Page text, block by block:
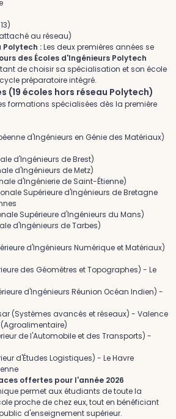
au réseau)
:Les deux premières années se
des Écoles d'Ingénieurs Polytech
de choisir sa spécialisation et son école
préparatoire intégré.
(19 écoles hors réseau Polytech)
formations spécialisées dès la première
d'Ingénieurs en Génie des Matériaux)
d'Ingénieurs de Brest)
d'Ingénieurs de Metz)
d'Ingénierie de Saint-Étienne)
Supérieure d'Ingénieurs de Bretagne
Supérieure d'Ingénieurs du Mans)
d'Ingénieurs de Tarbes)
d'Ingénieurs Numérique et Matériaux)
des Géomètres et Topographes) - Le
d'Ingénieurs Réunion Océan Indien) -
(Systèmes avancés et réseaux) - Valence
de l'Automobile et des Transports) -
d'Études Logistiques) - Le Havre
offertes pour l'année 2026
permet aux étudiants de toute la
proche de chez eux, tout en bénéficiant
d'enseignement supérieur.